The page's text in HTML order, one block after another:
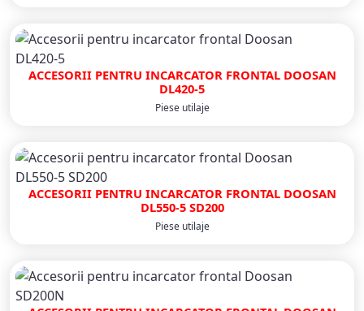
ACCESORII PENTRU INCARCATOR FRONTAL DOOSAN
DL420-5
Piese utilaje
ACCESORII PENTRU INCARCATOR FRONTAL DOOSAN
DL550-5 SD200
Piese utilaje